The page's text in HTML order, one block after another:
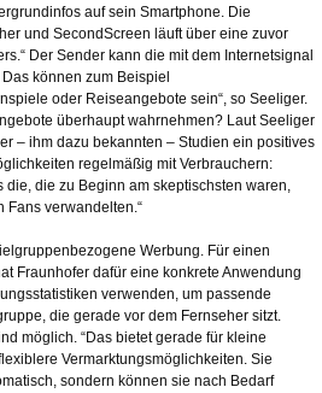
auf sein Smartphone. Die
und SecondScreen läuft über eine zuvor
Der Sender kann die mit dem Internetsignal
können zum Beispiel
oder Reiseangebote sein“, so Seeliger.
überhaupt wahrnehmen? Laut Seeliger
– ihm dazu bekannten – Studien ein positives
regelmäßig mit Verbrauchern:
die, die zu Beginn am skeptischsten waren,
Fans verwandelten.“
Werbung. Für einen
Fraunhofer dafür eine konkrete Anwendung
verwenden, um passende
die gerade vor dem Fernseher sitzt.
möglich. “Das bietet gerade für kleine
Vermarktungsmöglichkeiten. Sie
sondern können sie nach Bedarf